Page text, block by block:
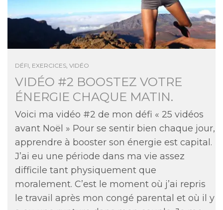
DÉFI, EXERCICES, VIDÉO
VIDÉO #2 BOOSTEZ VOTRE
ÉNERGIE CHAQUE MATIN.
Voici ma vidéo #2 de mon défi « 25 vidéos
avant Noël » Pour se sentir bien chaque jour,
apprendre à booster son énergie est capital.
J’ai eu une période dans ma vie assez
difficile tant physiquement que
moralement. C’est le moment où j’ai repris
le travail après mon congé parental et où il y